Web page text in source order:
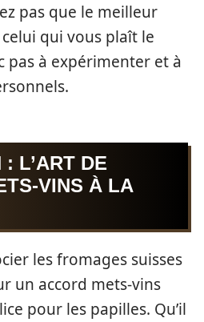
pas que le meilleur
qui vous plaît le
pas à expérimenter et à
L’ART DE
VINS À LA
les fromages suisses
un accord mets-vins
pour les papilles. Qu’il